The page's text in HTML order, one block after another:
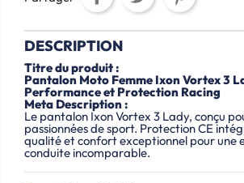
DESCRIPTION
Titre du produit :
Pantalon Moto Femme Ixon Vortex 3
Performance et Protection Racing
Meta Description :
Le pantalon Ixon Vortex 3 Lady, conçu
passionnées de sport. Protection CE
qualité et confort exceptionnel pour une
conduite incomparable.